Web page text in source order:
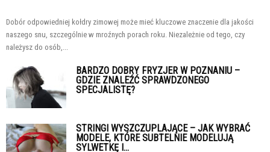
Dobór odpowiedniej kołdry zimowej może mieć kluczowe znaczenie dla jakości
naszego snu, szczególnie w mroźnych porach roku. Niezależnie od tego, czy
należysz do osób,...
BARDZO DOBRY FRYZJER W POZNANIU –
GDZIE ZNALEŹĆ SPRAWDZONEGO
SPECJALISTĘ?
STRINGI WYSZCZUPLAJĄCE – JAK WYBRAĆ
MODELE, KTÓRE SUBTELNIE MODELUJĄ
SYLWETKĘ I...